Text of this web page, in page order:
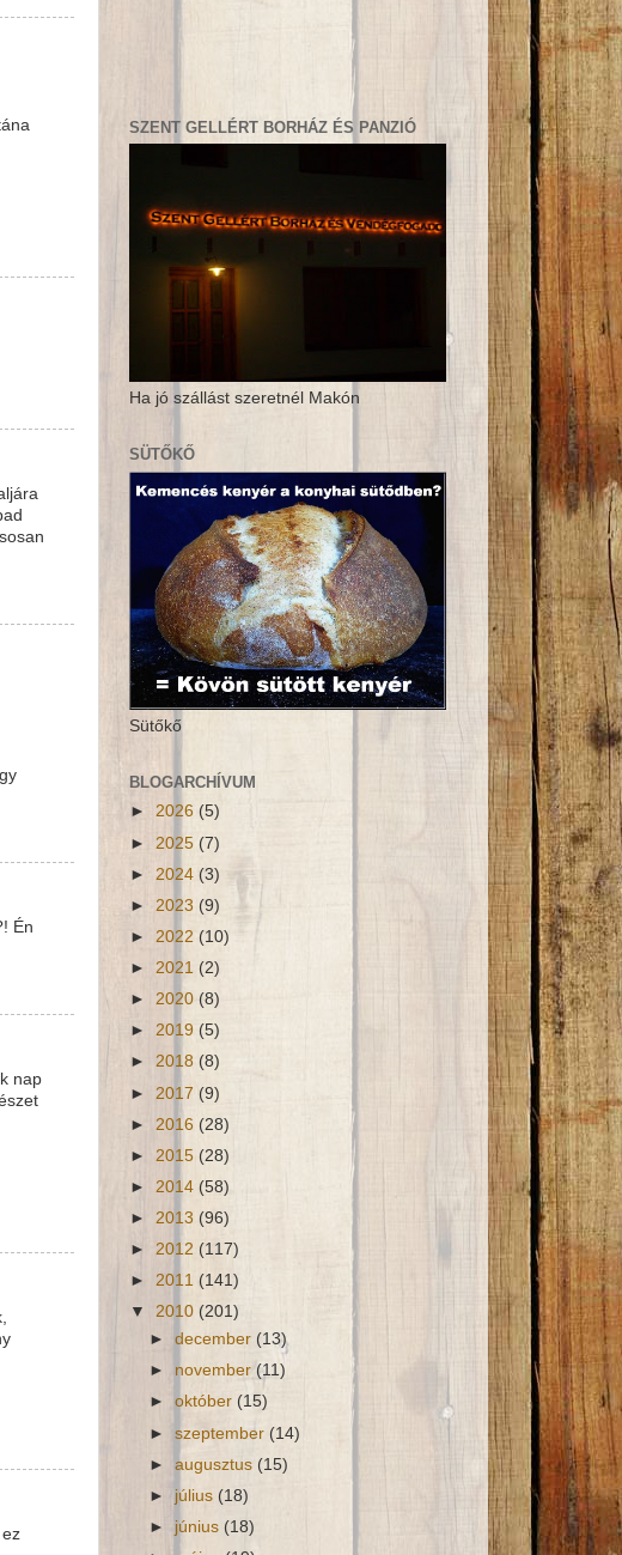
Én
nap
SZENT GELLÉRT BORHÁZ ÉS PANZIÓ
Ha jó szállást szeretnél Makón
SÜTŐKŐ
Sütőkő
BLOGARCHÍVUM
► 2026 (5)
► 2025 (7)
► 2024 (3)
► 2023 (9)
► 2022 (10)
► 2021 (2)
► 2020 (8)
► 2019 (5)
► 2018 (8)
► 2017 (9)
► 2016 (28)
► 2015 (28)
► 2014 (58)
► 2013 (96)
► 2012 (117)
► 2011 (141)
▼ 2010 (201)
►december (13)
► november (11)
►október (15)
►szeptember (14)
►augusztus (15)
► július (18)
► június (18)